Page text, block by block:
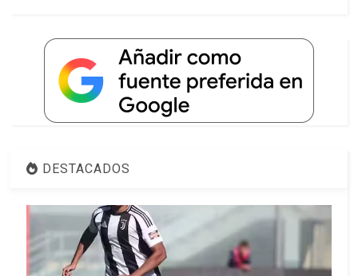
DESTACADOS